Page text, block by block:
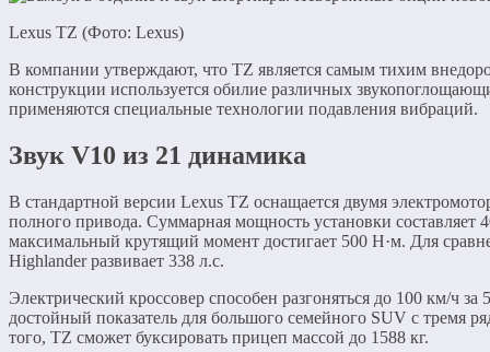
Lexus TZ (Фото: Lexus)
В компании утверждают, что TZ является самым тихим
конструкции используется обилие различных
применяются специальные технологии подавления вибраций.
Звук V10 из 21 динамика
В стандартной версии Lexus TZ оснащается двумя
полного привода. Суммарная мощность установки составляет
максимальный крутящий момент достигает 500 Н·м. Для
Highlander развивает 338 л.с.
Электрический кроссовер способен разгоняться до 100 км/ч
достойный показатель для большого семейного SUV с тремя
того, TZ сможет буксировать прицеп массой до 1588 кг.